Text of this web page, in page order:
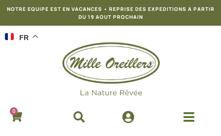
NOTRE EQUIPE EST EN VACANCES • REPRISE DES EXPEDITIONS A PARTIR
DU 19 AOUT PROCHAIN
FR
0